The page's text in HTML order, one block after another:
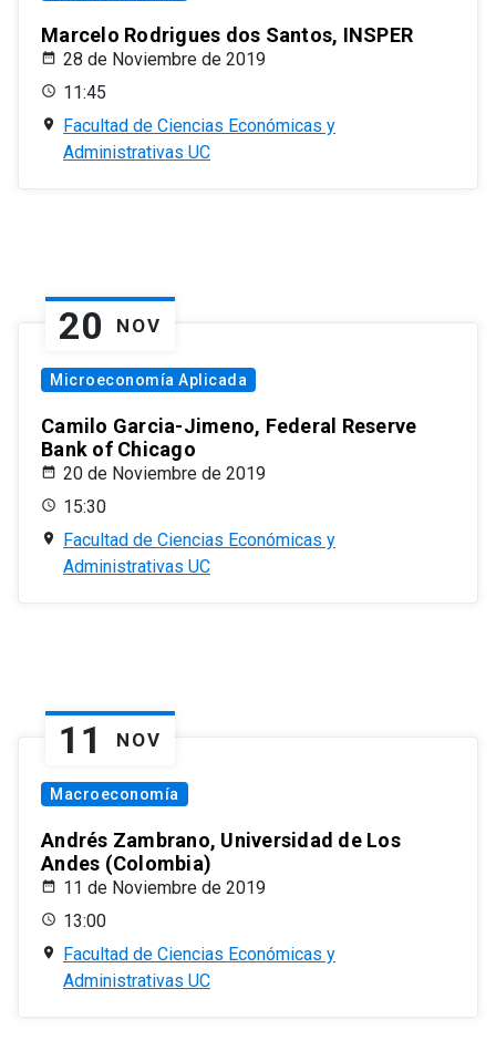
Marcelo Rodrigues dos Santos, INSPER
28 de Noviembre de 2019
11:45
Facultad de Ciencias Económicas y
Administrativas UC
20 NOV
Microeconomía Aplicada
Camilo Garcia-Jimeno, Federal Reserve
Bank of Chicago
20 de Noviembre de 2019
15:30
Facultad de Ciencias Económicas y
Administrativas UC
11 NOV
Macroeconomía
Andrés Zambrano, Universidad de Los
Andes (Colombia)
11 de Noviembre de 2019
13:00
Facultad de Ciencias Económicas y
Administrativas UC